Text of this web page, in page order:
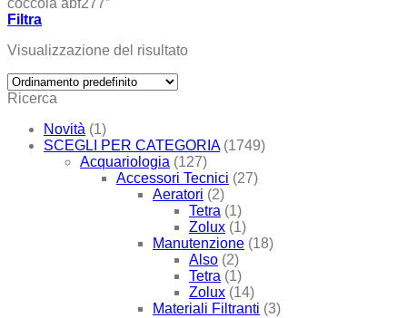
coccola abf277”
Filtra
Visualizzazione del risultato
Ricerca
Novità (1)
SCEGLI PER CATEGORIA (1749)
Acquariologia (127)
Accessori Tecnici (27)
Aeratori (2)
Tetra (1)
Zolux (1)
Manutenzione (18)
Also (2)
Tetra (1)
Zolux (14)
Materiali Filtranti (3)